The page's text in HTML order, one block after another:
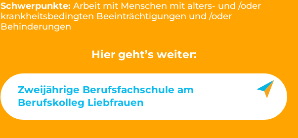
Schwerpunkte: Arbeit mit Menschen mit alters- und /oder
krankheitsbedingten Beeinträchtigungen und /oder
Behinderungen
Hier geht’s weiter:
Zweijährige Berufsfachschule am
Berufskolleg Liebfrauen